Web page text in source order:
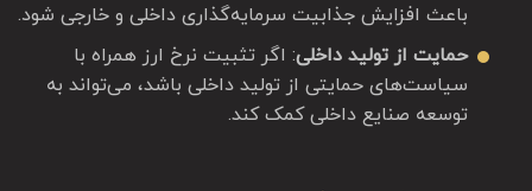
باعث افزایش جذابیت سرمایه‌گذاری داخلی و خارجی شود.
حمایت از تولید داخلی: اگر تثبیت نرخ ارز همراه با
سیاست‌های حمایتی از تولید داخلی باشد، می‌تواند به
توسعه صنایع داخلی کمک کند.